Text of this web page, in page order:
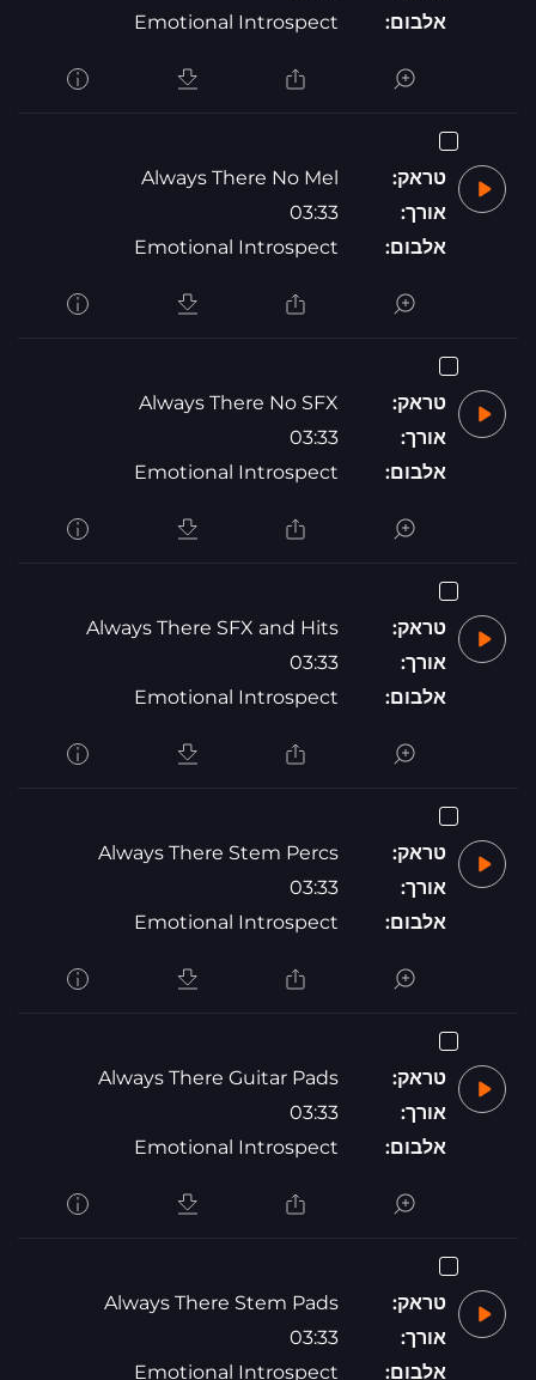
אלבום:
Emotional Introspect
טראק:
Always There No Mel
אורך:
03:33
אלבום:
Emotional Introspect
טראק:
Always There No SFX
אורך:
03:33
אלבום:
Emotional Introspect
טראק:
Always There SFX and Hits
אורך:
03:33
אלבום:
Emotional Introspect
טראק:
Always There Stem Percs
אורך:
03:33
אלבום:
Emotional Introspect
טראק:
Always There Guitar Pads
אורך:
03:33
אלבום:
Emotional Introspect
טראק:
Always There Stem Pads
אורך:
03:33
אלבום:
Emotional Introspect